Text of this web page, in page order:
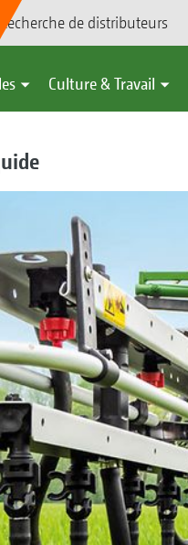
Recherche de distributeurs
Culture & Travail